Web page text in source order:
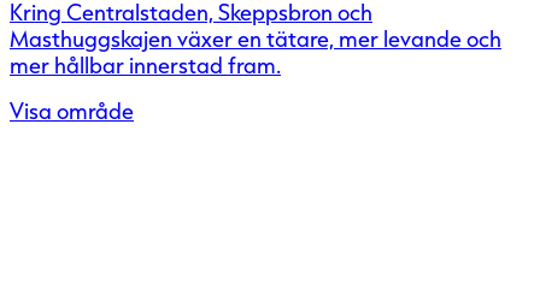
Kring Centralstaden, Skeppsbron och
Masthuggskajen växer en tätare, mer levande och
mer hållbar innerstad fram.
Visa område